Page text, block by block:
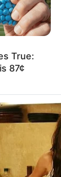
les plus
True:
87¢
Giant